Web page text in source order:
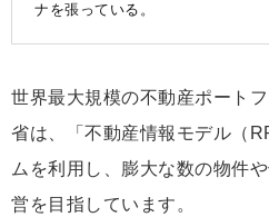
ナを張っている。
世界最大規模の不動産ポート
省は、「不動産情報モデル（
ムを利用し、膨大な数の物件
営を目指しています。